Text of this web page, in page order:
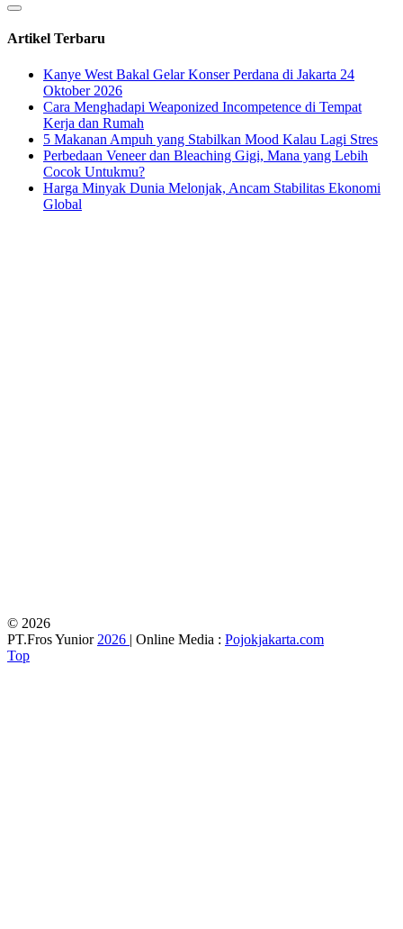
Artikel Terbaru
Kanye West Bakal Gelar Konser Perdana di Jakarta 24
Oktober 2026
Cara Menghadapi Weaponized Incompetence di Tempat
Kerja dan Rumah
5 Makanan Ampuh yang Stabilkan Mood Kalau Lagi Stres
Perbedaan Veneer dan Bleaching Gigi, Mana yang Lebih
Cocok Untukmu?
Harga Minyak Dunia Melonjak, Ancam Stabilitas Ekonomi
Global
© 2026
PT.Fros Yunior 2026 | Online Media : Pojokjakarta.com
Top